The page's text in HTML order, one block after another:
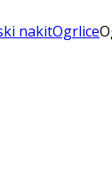
nakitOgrlice